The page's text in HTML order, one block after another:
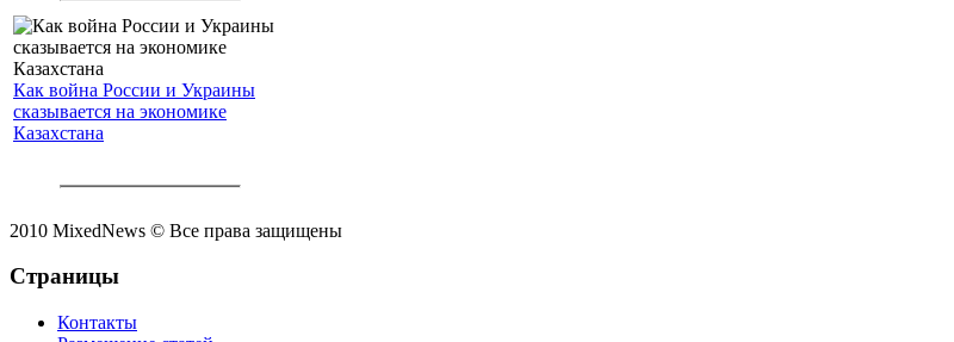
Как война России и Украины
сказывается на экономике
Казахстана
2010 MixedNews © Все права защищены
Страницы
Контакты